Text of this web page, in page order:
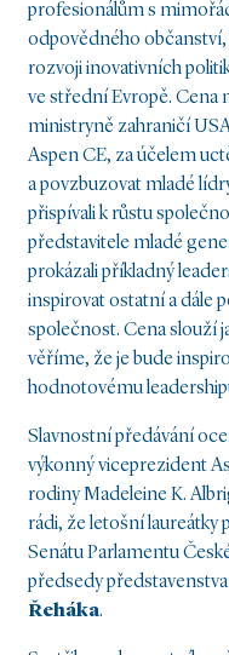
profesionálům s
odpovědného
rozvoji inovativních
ve střední Evropě. Cena
ministryně zahraničí
Aspen CE, za účelem
a povzbuzovat mladé
přispívali k růstu
představitele mladé
prokázali příkladný
inspirovat ostatní a dále
společnost. Cena slouží
věříme, že je bude
hodnotovému
Slavnostní předávání
výkonný viceprezident
rodiny Madeleine K.
rádi, že letošní laureátky
Senátu Parlamentu
předsedy
Řeháka.